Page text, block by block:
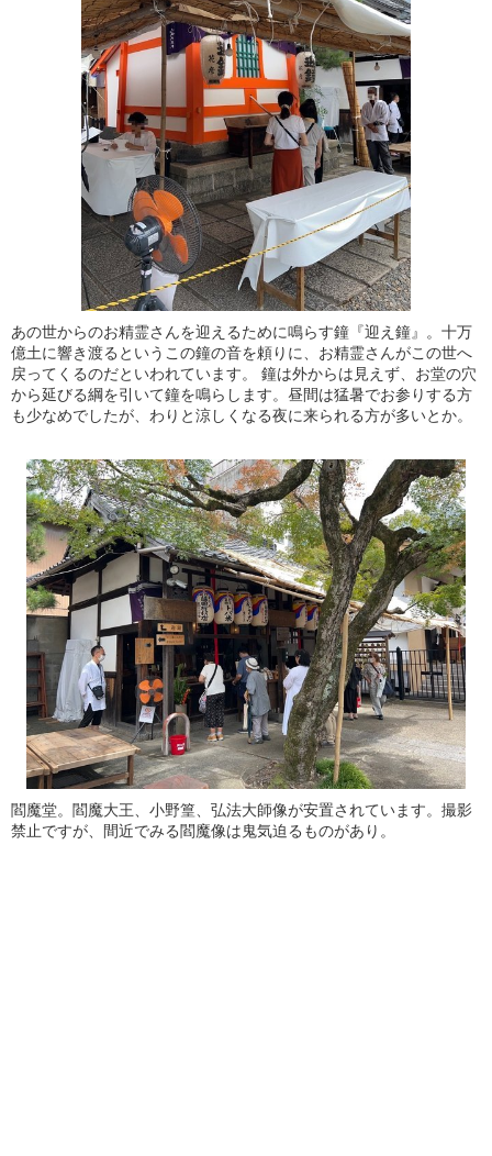
あの世からのお精霊さんを迎えるために鳴らす鐘『迎え鐘』。十万
億土に響き渡るというこの鐘の音を頼りに、お精霊さんがこの世へ
戻ってくるのだといわれています。 鐘は外からは見えず、お堂の穴
から延びる綱を引いて鐘を鳴らします。昼間は猛暑でお参りする方
も少なめでしたが、わりと涼しくなる夜に来られる方が多いとか。
閻魔堂。閻魔大王、小野篁、弘法大師像が安置されています。撮影
禁止ですが、間近でみる閻魔像は鬼気迫るものがあり。